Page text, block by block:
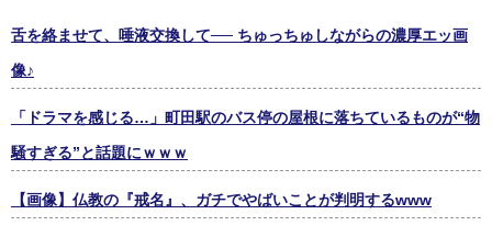
舌を絡ませて、唾液交換して── ちゅっちゅしながらの濃厚エッ画
像♪
「ドラマを感じる…」町田駅のバス停の屋根に落ちているものが“物
騒すぎる”と話題にｗｗｗ
【画像】仏教の『戒名』、ガチでやばいことが判明するwww